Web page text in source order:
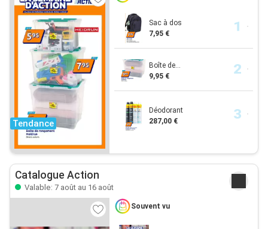
Tendance
Sac à dos
7,95 €
Boîte de...
9,95 €
Déodorant
287,00 €
Catalogue Action
Valable: 7 août au 16 août
Souvent vu